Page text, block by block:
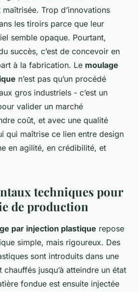
Trop d’innovations
les tiroirs parce que leur
semble opaque. Pourtant,
succès, c’est de concevoir en
à la fabrication. Le moulage
n’est pas qu’un procédé
gros industriels - c’est un
valider un marché
coût, et avec une qualité
qui maîtrise ce lien entre design
en agilité, en crédibilité, et
techniques pour
de production
par injection plastique repose
simple, mais rigoureux. Des
sont introduits dans une
chauffés jusqu’à atteindre un état
fondue est ensuite injectée